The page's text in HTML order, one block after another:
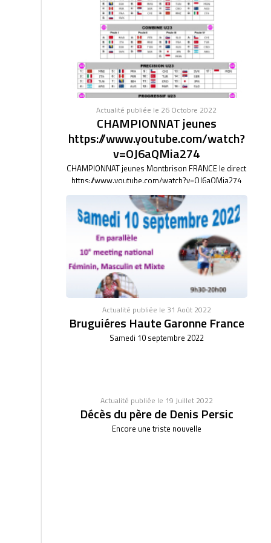
Actualité publiée le 26 Octobre 2022
CHAMPIONNAT jeunes
https://www.youtube.com/watch?
v=OJ6aQMia274
CHAMPIONNAT jeunes Montbrison FRANCE le direct
https://www.youtube.com/watch?v=OJ6aQMia274
Actualité publiée le 31 Août 2022
Bruguiéres Haute Garonne France
Samedi 10 septembre 2022
Actualité publiée le 19 Juillet 2022
Décès du père de Denis Persic
Encore une triste nouvelle